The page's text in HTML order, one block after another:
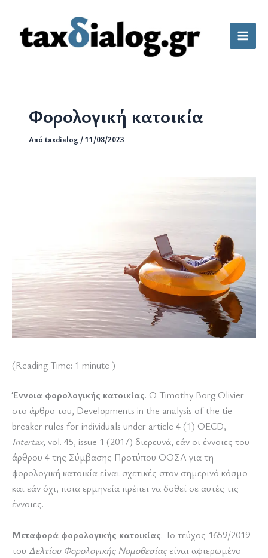
περιεχόμενο
Φορολογική κατοικία
Από taxdialog /11/08/2023
(Reading Time: 1 minute )
Έννοια φορολογικής κατοικίας. Ο Timothy Borg Olivier
στο άρθρο του, Developments in the analysis of the tie-
breaker rules for individuals under article 4 (1) OECD,
Intertax, vol. 45, issue 1 (2017) διερευνά, εάν οι έννοιες του
άρθρου 4 της Σύμβασης Προτύπου ΟΟΣΑ για τη
φορολογική κατοικία είναι σχετικές στον σημερινό κόσμο
και εάν όχι, ποια ερμηνεία πρέπει να δοθεί σε αυτές τις
έννοιες.
Μεταφορά φορολογικής κατοικίας. Το τεύχος 1659/2019
του Δελτίου Φορολογικής Νομοθεσίαςείναι αφιερωμένο